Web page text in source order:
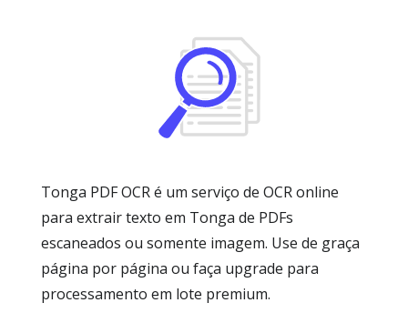
Tonga PDF OCR é um serviço de OCR online
para extrair texto em Tonga de PDFs
escaneados ou somente imagem. Use de graça
página por página ou faça upgrade para
processamento em lote premium.